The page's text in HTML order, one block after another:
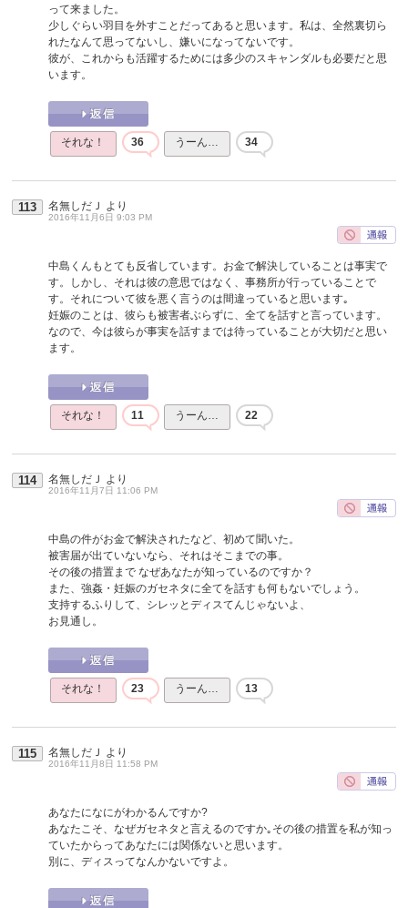
って来ました。
少しぐらい羽目を外すことだってあると思います。私は、全然裏切ら
れたなんて思ってないし、嫌いになってないです。
彼が、これからも活躍するためには多少のスキャンダルも必要だと思
います。
それな！ 36 うーん… 34
113 名無しだＪ より
2016年11月6日 9:03 PM
中島くんもとても反省しています。お金で解決していることは事実で
す。しかし、それは彼の意思ではなく、事務所が行っていることで
す。それについて彼を悪く言うのは間違っていると思います｡
妊娠のことは、彼らも被害者ぶらずに、全てを話すと言っています。
なので、今は彼らが事実を話すまでは待っていることが大切だと思い
ます。
それな！ 11 うーん… 22
114 名無しだＪ より
2016年11月7日 11:06 PM
中島の件がお金で解決されたなど、初めて聞いた。
被害届が出ていないなら、それはそこまでの事。
その後の措置まで なぜあなたが知っているのですか？
また、強姦・妊娠のガセネタに全てを話すも何もないでしょう。
支持するふりして、シレッとディスてんじゃないよ、
お見通し。
それな！ 23 うーん… 13
115 名無しだＪ より
2016年11月8日 11:58 PM
あなたになにがわかるんですか?
あなたこそ、なぜガセネタと言えるのですか｡その後の措置を私が知っ
ていたからってあなたには関係ないと思います。
別に、ディスってなんかないですよ。